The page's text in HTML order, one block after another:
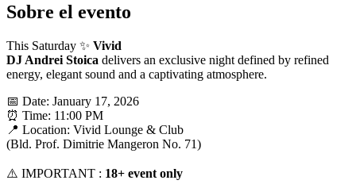
Sobre el evento
This Saturday ✨ Vivid
DJ Andrei Stoica delivers an exclusive night defined by refined
energy, elegant sound and a captivating atmosphere.
📅 Date: January 17, 2026
⏰ Time: 11:00 PM
📍 Location: Vivid Lounge & Club
(Bld. Prof. Dimitrie Mangeron No. 71)
⚠️ IMPORTANT : 18+ event only